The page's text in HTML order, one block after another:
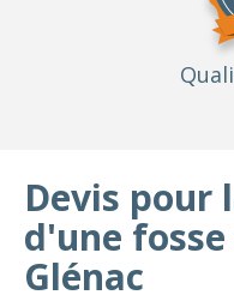
Devis pour
d'une
Glénac